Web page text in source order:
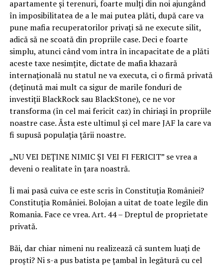
apartamente și terenuri, foarte mulți din noi ajungând
în imposibilitatea de a le mai putea plăti, după care va
pune mafia recuperatorilor privați să ne execute silit,
adică să ne scoată din propriile case. Deci e foarte
simplu, atunci când vom intra în incapacitate de a plăti
aceste taxe nesimțite, dictate de mafia khazară
internațională nu statul ne va executa, ci o firmă privată
(deținută mai mult ca sigur de marile fonduri de
investiții BlackRock sau BlackStone), ce ne vor
transforma (în cel mai fericit caz) în chiriași în propriile
noastre case. Ăsta este ultimul și cel mare JAF la care va
fi supusă populația țării noastre.
„NU VEI DEȚINE NIMIC ȘI VEI FI FERICIT” se vrea a
deveni o realitate în țara noastră.
Îi mai pasă cuiva ce este scris în Constituția României?
Constituția României. Bolojan a uitat de toate legile din
Romania. Face ce vrea. Art. 44 – Dreptul de proprietate
privată.
Băi, dar chiar nimeni nu realizează că suntem luați de
proști? Ni s-a pus batista pe țambal în legătură cu cel